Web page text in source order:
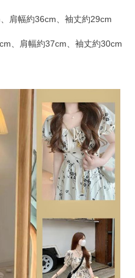
肩幅約36cm、袖丈約29cm
、肩幅約37cm、袖丈約30cm